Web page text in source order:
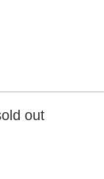
out